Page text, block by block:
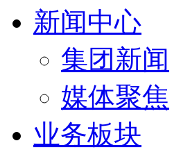
新闻中心
集团新闻
媒体聚焦
业务板块